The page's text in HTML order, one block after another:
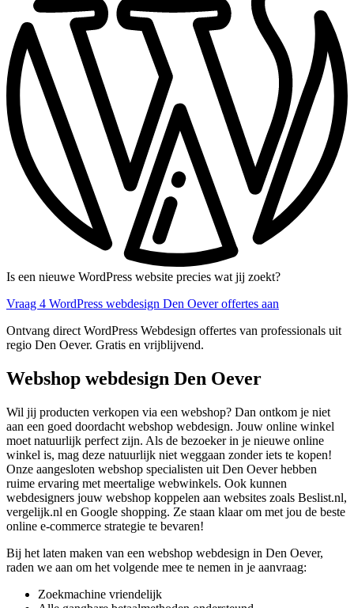
Is een nieuwe WordPress website precies wat jij zoekt?
Vraag 4 WordPress webdesign Den Oever offertes aan
Ontvang direct WordPress Webdesign offertes van professionals uit
regio Den Oever. Gratis en vrijblijvend.
Webshop webdesign Den Oever
Wil jij producten verkopen via een webshop? Dan ontkom je niet
aan een goed doordacht webshop webdesign. Jouw online winkel
moet natuurlijk perfect zijn. Als de bezoeker in je nieuwe online
winkel is, mag deze natuurlijk niet weggaan zonder iets te kopen!
Onze aangesloten webshop specialisten uit Den Oever hebben
ruime ervaring met meertalige webwinkels. Ook kunnen
webdesigners jouw webshop koppelen aan websites zoals Beslist.nl,
vergelijk.nl en Google shopping. Ze staan klaar om met jou de beste
online e-commerce strategie te bevaren!
Bij het laten maken van een webshop webdesign in Den Oever,
raden we aan om het volgende mee te nemen in je aanvraag:
Zoekmachine vriendelijk